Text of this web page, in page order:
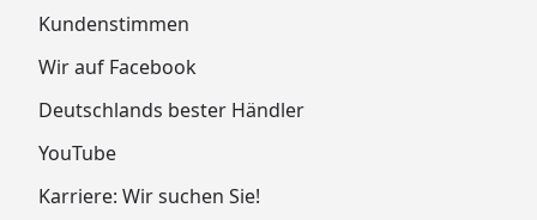
Kundenstimmen
Wir auf Facebook
Deutschlands bester Händler
YouTube
Karriere: Wir suchen Sie!